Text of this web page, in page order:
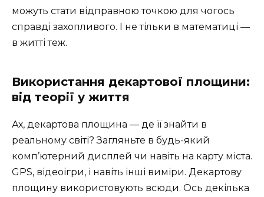
можуть стати відправною точкою для чогось
справді захопливого. І не тільки в математиці —
в житті теж.
Використання декартової площини:
від теорії у життя
Ах, декартова площина — де її знайти в
реальному світі? Загляньте в будь-який
комп’ютерний дисплей чи навіть на карту міста.
GPS, відеоігри, і навіть інші виміри. Декартову
площину використовують всюди. Ось декілька